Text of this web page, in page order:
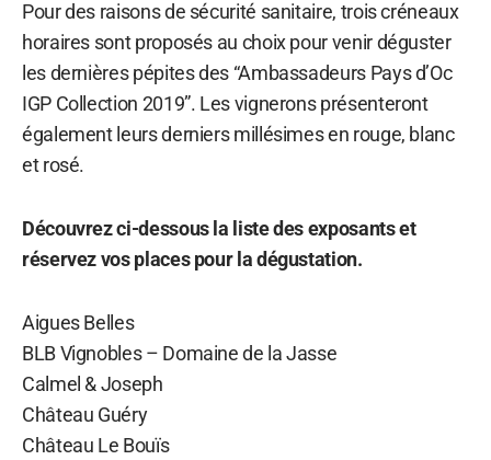
Pour des raisons de sécurité sanitaire, trois créneaux
horaires sont proposés au choix pour venir déguster
les dernières pépites des “Ambassadeurs Pays d’Oc
IGP Collection 2019”. Les vignerons présenteront
également leurs derniers millésimes en rouge, blanc
et rosé.
Découvrez ci-dessous la liste des exposants et
réservez vos places pour la dégustation.
Aigues Belles
BLB Vignobles – Domaine de la Jasse
Calmel & Joseph
Château Guéry
Château Le Bouïs